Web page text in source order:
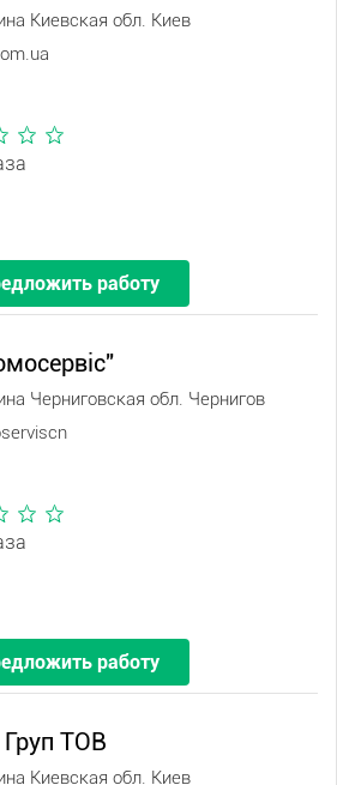
Киевская обл. Киев
работу
Черниговская обл. Чернигов
работу
Груп ТОВ
Киевская обл. Киев